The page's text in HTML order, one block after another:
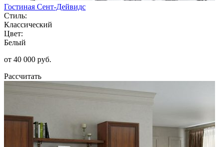
Гостиная Сент-Дейвидс
Стиль:
Классический
Цвет:
Белый
от 40 000 руб.
Рассчитать